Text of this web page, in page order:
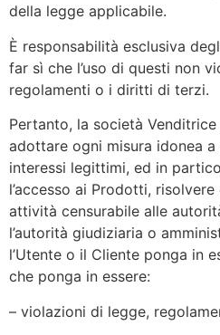
della legge applicabile.
È responsabilità esclusiva
far sì che l’uso di questi non
regolamenti o i diritti di terzi.
Pertanto, la società
adottare ogni misura idonea
interessi legittimi, ed in
l’accesso ai Prodotti,
attività censurabile alle
l’autorità giudiziaria o
l’Utente o il Cliente ponga in
che ponga in essere:
– violazioni di legge,